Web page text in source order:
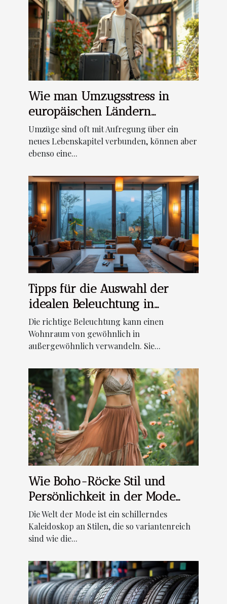
Wie man Umzugsstress in
europäischen Ländern
erfolgreich bewältigt
Umzüge sind oft mit Aufregung über ein
neues Lebenskapitel verbunden, können aber
ebenso eine...
Tipps für die Auswahl der
idealen Beleuchtung in
Wohnräumen
Die richtige Beleuchtung kann einen
Wohnraum von gewöhnlich in
außergewöhnlich verwandeln. Sie...
Wie Boho-Röcke Stil und
Persönlichkeit in der Mode
vereinen
Die Welt der Mode ist ein schillerndes
Kaleidoskop an Stilen, die so variantenreich
sind wie die...